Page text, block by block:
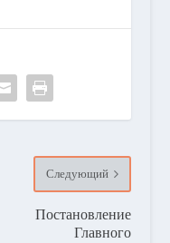
Следующий
Постановление
Главного